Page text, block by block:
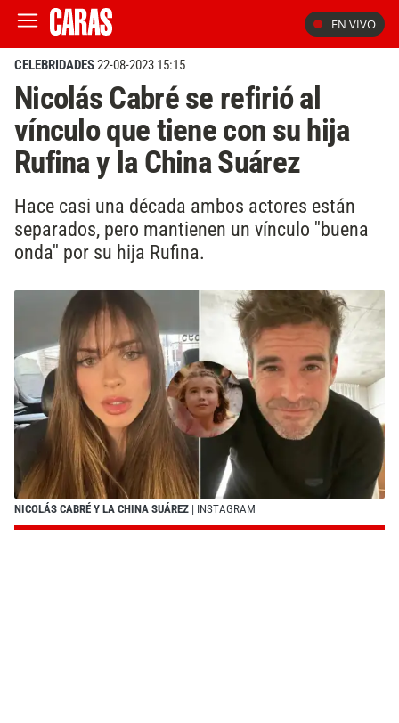
EN VIVO
CELEBRIDADES22-08-2023 15:15
Nicolás Cabré se refirió al
vínculo que tiene con su hija
Rufina y la China Suárez
Hace casi una década ambos actores están
separados, pero mantienen un vínculo ''buena
onda'' por su hija Rufina.
NICOLÁS CABRÉ Y LA CHINA SUÁREZ | INSTAGRAM